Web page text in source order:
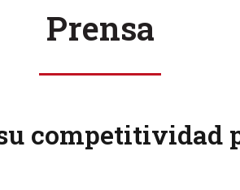
Prensa
competitividad